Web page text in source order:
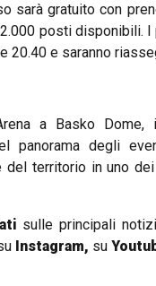
sarà gratuito con
posti disponibili.
20.40 e saranno
a Basko Dome,
panorama degli
del territorio in uno
sulle principali
Instagram, su